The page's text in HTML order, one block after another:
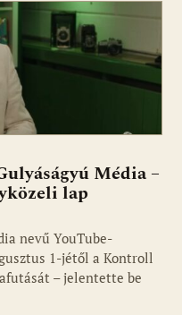
Média –
lap
nevű YouTube-
1-jétől a Kontroll
– jelentette be